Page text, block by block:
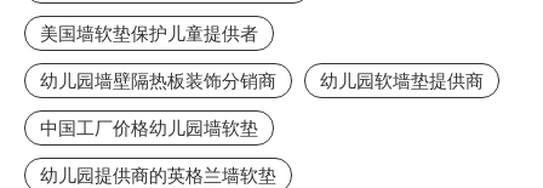
美国墙软垫保护儿童提供者
幼儿园墙壁隔热板装饰分销商 幼儿园软墙垫提供商
中国工厂价格幼儿园墙软垫
幼儿园提供商的英格兰墙软垫